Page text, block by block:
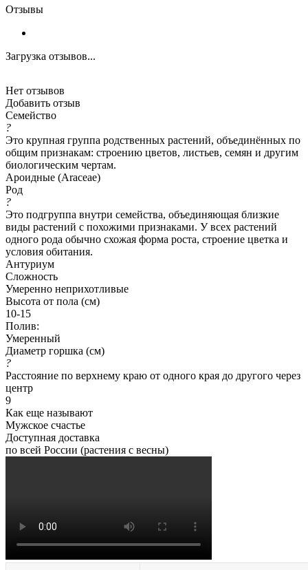
Отзывы
Загрузка отзывов...
Нет отзывов
Добавить отзыв
Семейство
?
Это крупная группа родственных растений, объединённых по
общим признакам: строению цветов, листьев, семян и другим
биологическим чертам.
Ароидные (Araceae)
Род
?
Это подгруппа внутри семейства, объединяющая близкие
виды растений с похожими признаками. У всех растений
одного рода обычно схожая форма роста, строение цветка и
условия обитания.
Антуриум
Сложность
Умеренно неприхотливые
Высота от пола (см)
10-15
Полив:
Умеренный
Диаметр горшка (см)
?
Расстояние по верхнему краю от одного края до другого через
центр
9
Как еще называют
Мужское счастье
Доступная доставка
по всей России (растения с весны)